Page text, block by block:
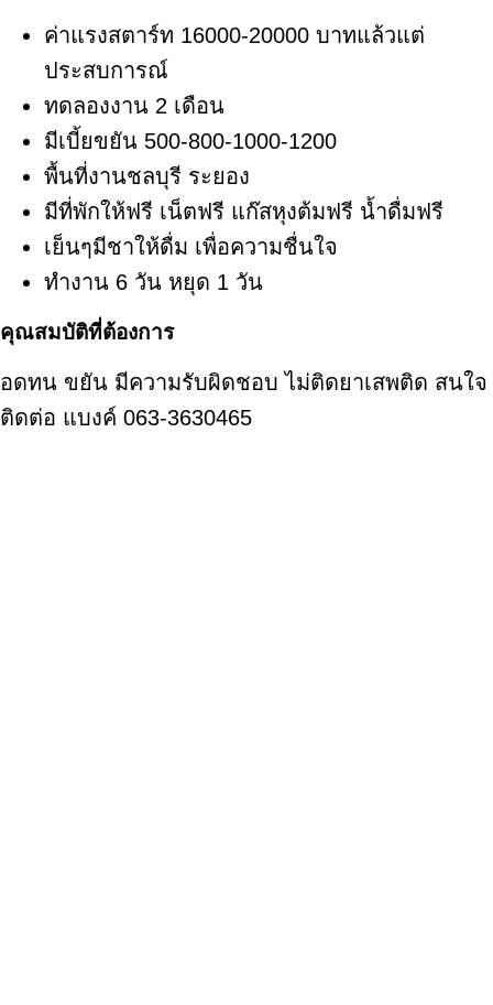
ค่าแรงสตาร์ท 16000-20000 บาทแล้วแต่
ประสบการณ์
ทดลองงาน 2 เดือน
มีเบี้ยขยัน 500-800-1000-1200
พื้นที่งานชลบุรี ระยอง
มีที่พักให้ฟรี เน็ตฟรี แก๊สหุงต้มฟรี น้ำดื่มฟรี
เย็นๆมีชาให้ดื่ม เพื่อความชื่นใจ
ทำงาน 6 วัน หยุด 1 วัน
คุณสมบัติที่ต้องการ
อดทน ขยัน มีความรับผิดชอบ ไม่ติดยาเสพติด สนใจ
ติดต่อ แบงค์ 063-3630465